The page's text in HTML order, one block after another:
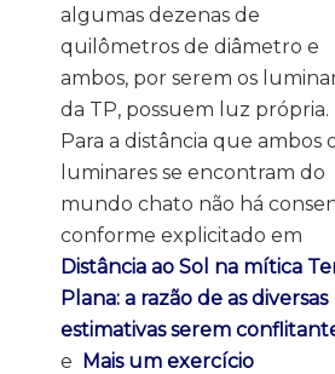
algumas dezenas de
quilômetros de diâmetro e
ambos, por serem os
da TP, possuem luz própria.
Para a distância que ambos
luminares se encontram do
mundo chato não há
conforme explicitado em
Distância ao Sol na mítica
Plana: a razão de as diversas
estimativas serem
e Mais um exercício